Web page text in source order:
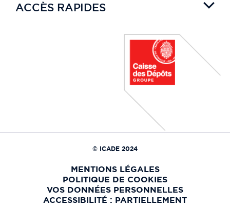
ACCÈS RAPIDES
© ICADE 2024
MENTIONS LÉGALES
POLITIQUE DE COOKIES
VOS DONNÉES PERSONNELLES
ACCESSIBILITÉ : PARTIELLEMENT